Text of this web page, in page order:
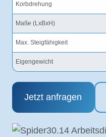
Korbdrehung
Maße (LxBxH)
Max. Steigfähigkeit
Eigengewicht
Jetzt anfragen